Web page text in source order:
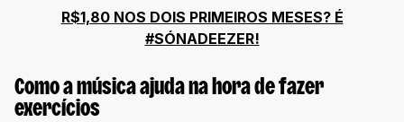
R$1,80 NOS DOIS PRIMEIROS MESES? É
#SÓNADEEZER!
Como a música ajuda na hora de fazer
exercícios